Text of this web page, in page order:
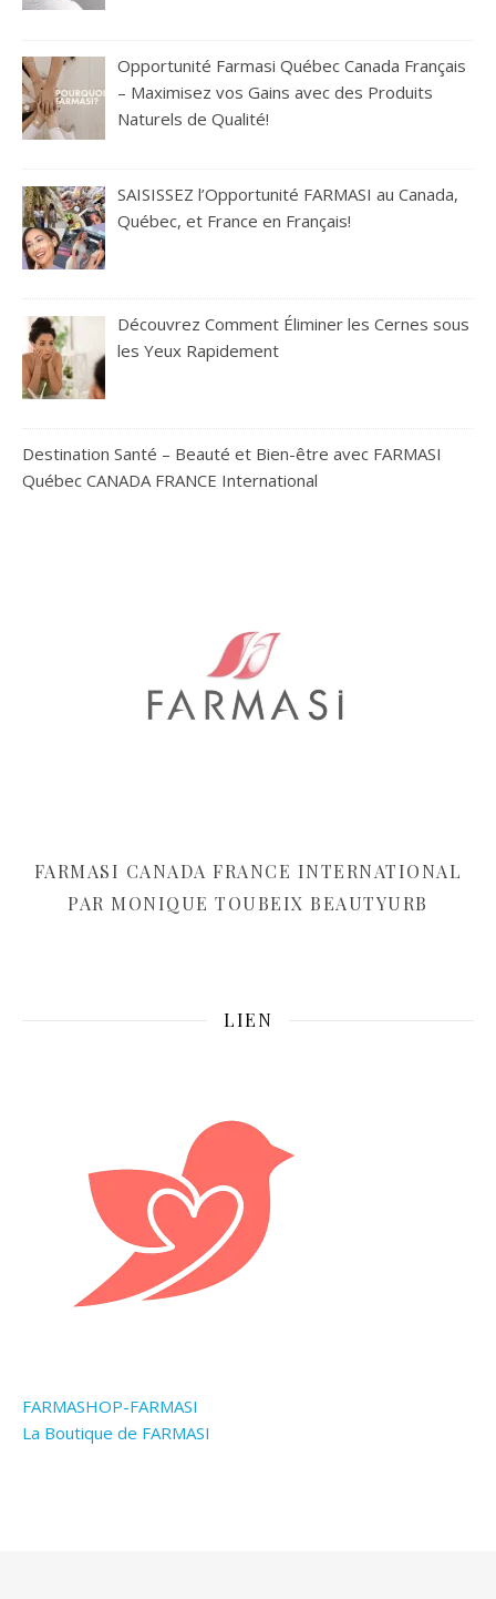
Opportunité Farmasi Québec Canada Français
– Maximisez vos Gains avec des Produits
Naturels de Qualité!
SAISISSEZ l’Opportunité FARMASI au Canada,
Québec, et France en Français!
Découvrez Comment Éliminer les Cernes sous
les Yeux Rapidement
Destination Santé – Beauté et Bien-être avec FARMASI
Québec CANADA FRANCE International
FARMASI CANADA FRANCE INTERNATIONAL
PAR MONIQUE TOUBEIX BEAUTYURB
LIEN
FARMASHOP-FARMASI
La Boutique de FARMASI